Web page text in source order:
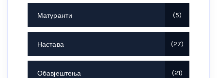
Матуранти 5
Настава 27
Обавјештења 21